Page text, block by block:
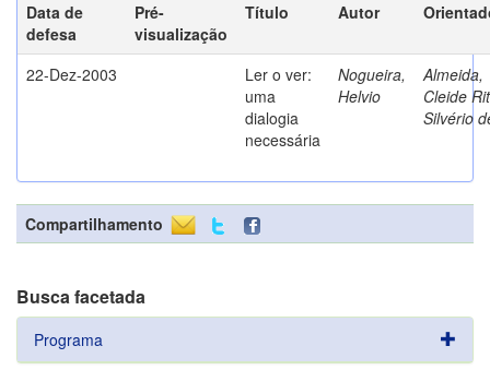
Data de
defesa
Pré-
visualização
Título Autor
22-Dez-2003
Ler o ver:
uma
dialogia
necessária
Nogueira,
Helvio
Almeida,
Cleide
Silvério
Compartilhamento
Busca facetada
Programa